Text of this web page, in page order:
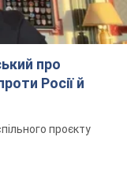
про
Росії й
проєкту